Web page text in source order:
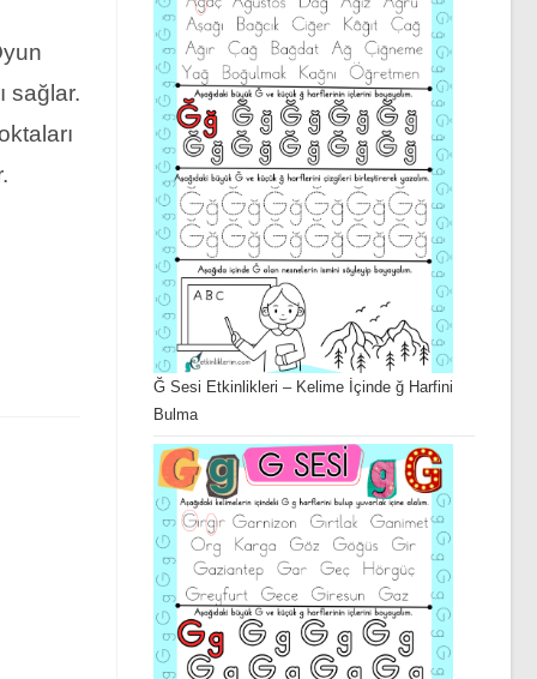
sağlar.
Ğ Sesi Etkinlikleri – Kelime İçinde ğ Harfini
Bulma